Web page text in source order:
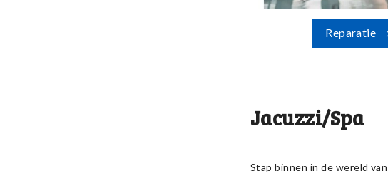
Reparatie
Jacuzzi/Spa
Stap binnen in de wereld